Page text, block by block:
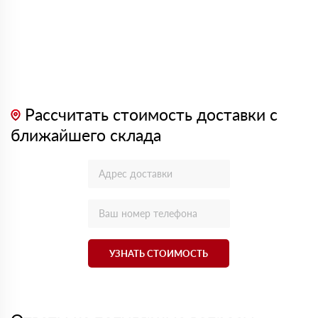
Рассчитать стоимость доставки с
ближайшего склада
УЗНАТЬ СТОИМОСТЬ